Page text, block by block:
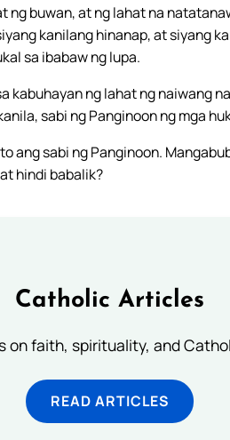
ng buwan, at ng lahat na
kanilang hinanap, at siyang
sa ibabaw ng lupa.
kabuhayan ng lahat ng naiwang
sabi ng Panginoon ng mga
ang sabi ng Panginoon.
hindi babalik?
Catholic Articles
on faith, spirituality, and
READ ARTICLES